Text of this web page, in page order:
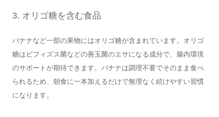
3. オリゴ糖を含む食品
バナナなど一部の果物にはオリゴ糖が含まれています。オリゴ
糖はビフィズス菌などの善玉菌のエサになる成分で、腸内環境
のサポートが期待できます。バナナは調理不要でそのまま食べ
られるため、朝食に一本加えるだけで無理なく続けやすい習慣
になります。